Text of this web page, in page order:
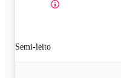
Semi-leito